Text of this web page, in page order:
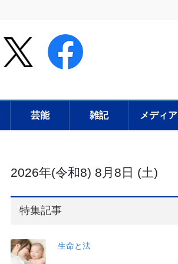
芸能 雑記 メディア
2026年(令和8) 8月8日 (土)
特集記事
生命と法